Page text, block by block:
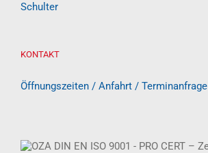
Schulter
KONTAKT
Öffnungszeiten / Anfahrt / Terminanfrage